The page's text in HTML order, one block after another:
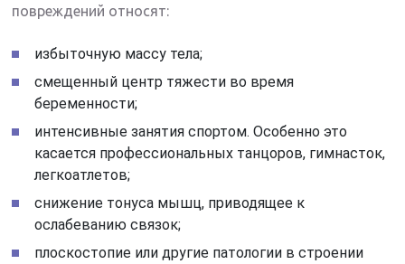
повреждений относят:
избыточную массу тела;
смещенный центр тяжести во время
беременности;
интенсивные занятия спортом. Особенно это
касается профессиональных танцоров, гимнасток,
легкоатлетов;
снижение тонуса мышц, приводящее к
ослабеванию связок;
плоскостопие или другие патологии в строении